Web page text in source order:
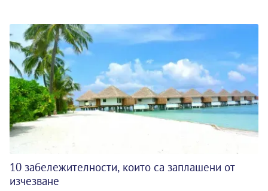
10 забележителности, които са заплашени от
изчезване